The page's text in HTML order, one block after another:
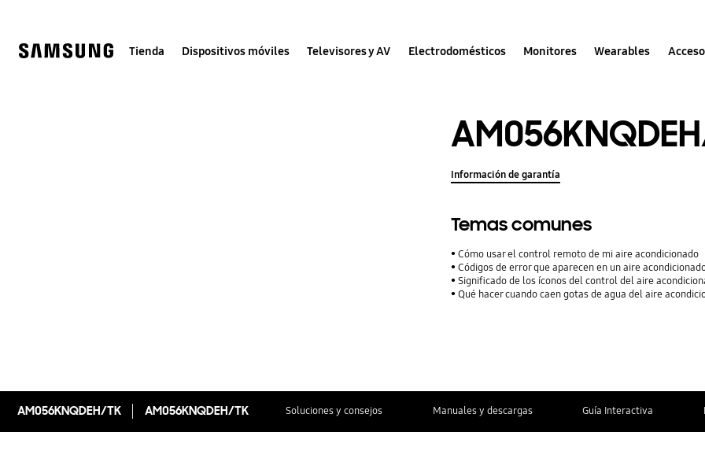
Tienda Dispositivos móviles Televisores y AV Electrodomésticos Monitores Wearables
Información de garantía
Temas comunes
Cómo usar el control remoto de mi aire acondicionado
Códigos de error que aparecen en un aire
Significado de los íconos del control del aire
Qué hacer cuando caen gotas de agua del aire
AM056KNQDEH/TK AM056KNQDEH/TK Soluciones y consejos Manuales y descargas Guía Interactiva